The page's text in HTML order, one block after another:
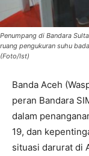
Penumpang di Bandara
ruang pengukuran suhu
(Foto/Ist)
Banda Aceh
peran Bandara
dalam
19, dan
situasi darurat di